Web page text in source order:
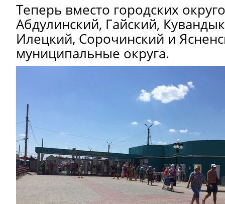
Теперь вместо городских
Абдулинский, Гайский,
Илецкий, Сорочинский и
муниципальные округа.